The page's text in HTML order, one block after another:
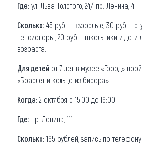
Где: ул. Льва Толстого, 24/ пр. Ленина, 4.
Сколько: 45 руб. – взрослые, 30 руб. -
пенсионеры, 20 руб. - школьники и дети
возраста.
Для детей от 7 лет в музее «Город»
«Браслет и кольцо из бисера».
Когда: 2 октября с 15:00 до 16:00.
Где: пр. Ленина, 111.
Сколько: 165 рублей, запись по